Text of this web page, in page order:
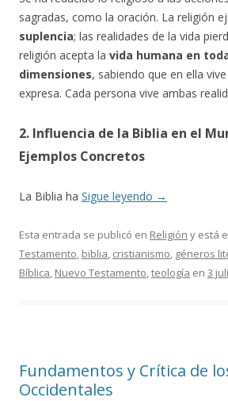
sagradas, como la oración. La religión
suplencia; las realidades de la vida
religión acepta la vida humana en
dimensiones, sabiendo que en ella
expresa. Cada persona vive ambas
2. Influencia de la Biblia en el
Ejemplos Concretos
La Biblia ha Sigue leyendo →
Esta entrada se publicó en Religión y está
Testamento, biblia, cristianismo, géneros
Bíblica, Nuevo Testamento,teología en 3
Fundamentos y Crítica de
Occidentales